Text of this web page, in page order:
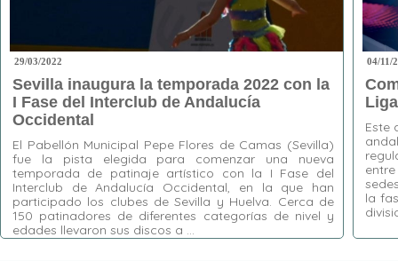
29/03/2022
Sevilla inaugura la temporada 2022 con la
I Fase del Interclub de Andalucía
Occidental
El Pabellón Municipal Pepe Flores de Camas (Sevilla)
fue la pista elegida para comenzar una nueva
temporada de patinaje artístico con la I Fase del
Interclub de Andalucía Occidental, en la que han
participado los clubes de Sevilla y Huelva. Cerca de
150 patinadores de diferentes categorías de nivel y
edades llevaron sus discos a …
04/11/
Este
la